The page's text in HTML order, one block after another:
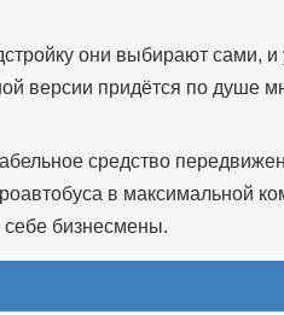
они выбирают сами, и
версии придётся по душе
средство
в максимальной
бизнесмены.